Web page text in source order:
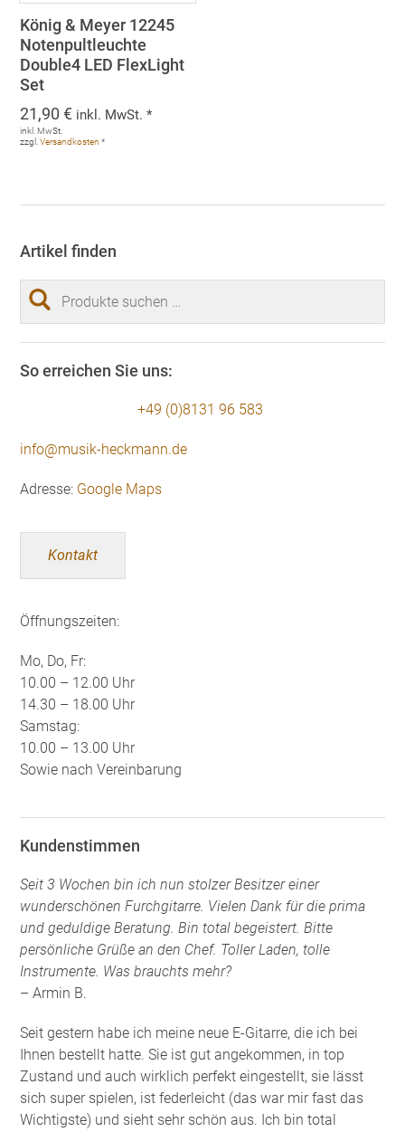
König & Meyer 12245
Notenpultleuchte
Double4 LED FlexLight
Set
21,90€ inkl. MwSt. *
inkl. MwSt.
zzgl.Versandkosten *
Artikel finden
Suchen
nach:
So erreichen Sie uns:
+49 (0)8131 96 583
info@musik-heckmann.de
Adresse: Google Maps
Kontakt
Öffnungszeiten:
Mo, Do, Fr:
10.00 – 12.00 Uhr
14.30 – 18.00 Uhr
Samstag:
10.00 – 13.00 Uhr
Sowie nach Vereinbarung
Kundenstimmen
Seit 3 Wochen bin ich nun stolzer Besitzer einer
wunderschönen Furchgitarre. Vielen Dank für die prima
und geduldige Beratung. Bin total begeistert. Bitte
persönliche Grüße an den Chef. Toller Laden, tolle
Instrumente. Was brauchts mehr?
– Armin B.
Seit gestern habe ich meine neue E-Gitarre, die ich bei
Ihnen bestellt hatte. Sie ist gut angekommen, in top
Zustand und auch wirklich perfekt eingestellt, sie lässt
sich super spielen, ist federleicht (das war mir fast das
Wichtigste) und sieht sehr schön aus. Ich bin total